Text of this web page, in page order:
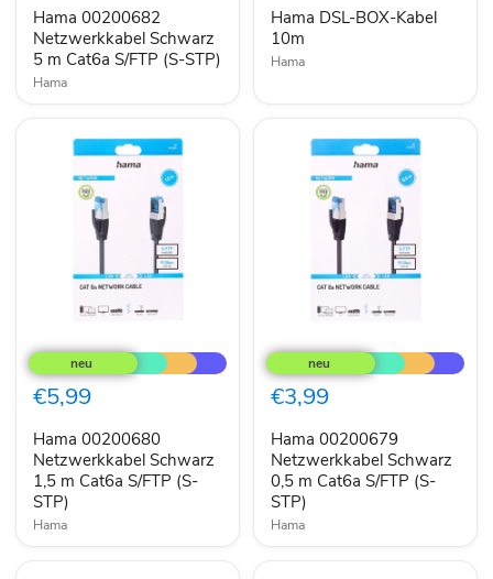
Cat6a
S/FTP
(S-
STP)
Hama 00200682
Netzwerkkabel Schwarz
5 m Cat6a S/FTP (S-STP)
Hama
Hama DSL-BOX-Kabel
10m
Hama
00200680
Netzwerkkabel
Schwarz
1,5
Cat6a
S/FTP
(S-
STP)
€5,99
Hama 00200680
Netzwerkkabel Schwarz
1,5 m Cat6a S/FTP (S-
STP)
Hama
00200679
Netzwerkkabel
Schwarz
0,5
Cat6a
S/FTP
(S-
STP)
€3,99
Hama 00200679
Netzwerkkabel Schwarz
0,5 m Cat6a S/FTP (S-
STP)
Hama